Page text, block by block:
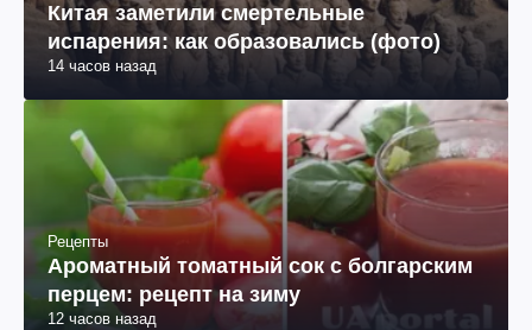
Китая заметили смертельные
испарения: как образовались (фото)
14 часов назад
Рецепты
Ароматный томатный сок с болгарским
перцем: рецепт на зиму
12 часов назад